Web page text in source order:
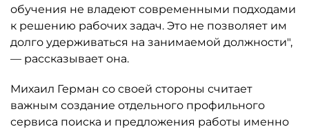
обучения не владеют современными подходами
к решению рабочих задач. Это не позволяет им
долго удерживаться на занимаемой должности",
— рассказывает она.
Михаил Герман со своей стороны считает
важным создание отдельного профильного
сервиса поиска и предложения работы именно